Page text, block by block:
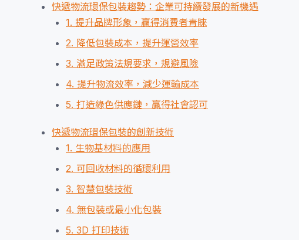
快遞物流環保包裝趨勢：企業可持續發展的新機遇
1. 提升品牌形象，贏得消費者青睞
2. 降低包裝成本，提升運營效率
3. 滿足政策法規要求，規避風險
4. 提升物流效率，減少運輸成本
5. 打造綠色供應鏈，贏得社會認可
快遞物流環保包裝的創新技術
1. 生物基材料的應用
2. 可回收材料的循環利用
3. 智慧包裝技術
4. 無包裝或最小化包裝
5. 3D 打印技術